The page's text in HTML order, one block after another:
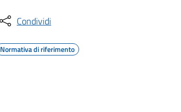
Condividi
Normativa di riferimento